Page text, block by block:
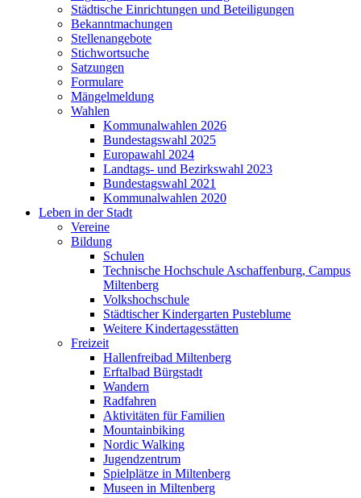
Städtische Einrichtungen und Beteiligungen
Bekanntmachungen
Stellenangebote
Stichwortsuche
Satzungen
Formulare
Mängelmeldung
Wahlen
Kommunalwahlen 2026
Bundestagswahl 2025
Europawahl 2024
Landtags- und Bezirkswahl 2023
Bundestagswahl 2021
Kommunalwahlen 2020
Leben in der Stadt
Vereine
Bildung
Schulen
Technische Hochschule Aschaffenburg, Campus
Miltenberg
Volkshochschule
Städtischer Kindergarten Pusteblume
Weitere Kindertagesstätten
Freizeit
Hallenfreibad Miltenberg
Erftalbad Bürgstadt
Wandern
Radfahren
Aktivitäten für Familien
Mountainbiking
Nordic Walking
Jugendzentrum
Spielplätze in Miltenberg
Museen in Miltenberg